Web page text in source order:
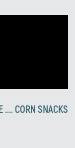
.... CORN SNACKS